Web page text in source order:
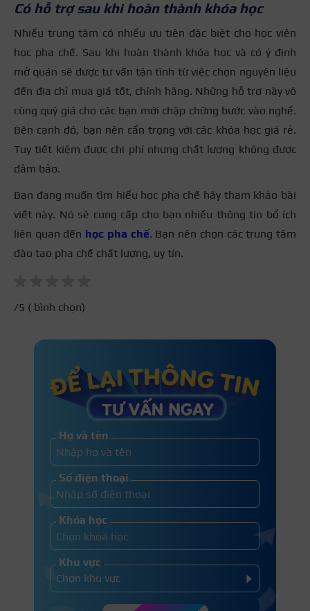
Có hỗ trợ sau khi hoàn thành khóa học
Nhiều trung tâm có nhiều ưu tiên đặc biệt cho học viên
học pha chế. Sau khi hoàn thành khóa học và có ý định
mở quán sẽ được tư vấn tận tình từ việc chọn nguyên liệu
đến địa chỉ mua giá tốt, chính hãng. Những hỗ trợ này vô
cùng quý giá cho các bạn mới chập chững bước vào nghề.
Bên cạnh đó, bạn nên cẩn trọng với các khóa học giá rẻ.
Tuy tiết kiệm được chi phí nhưng chất lượng không được
đảm bảo.
Bạn đang muốn tìm hiểu học pha chế hãy tham khảo bài
viết này. Nó sẽ cung cấp cho bạn nhiều thông tin bổ ích
liên quan đến học pha chế. Bạn nên chọn các trung tâm
đào tạo pha chế chất lượng, uy tín.
/5 ( bình chọn)
Họ và tên
Số điện thoại
Khóa học
Khu vực